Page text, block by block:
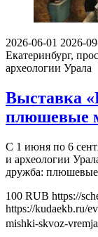
2026-06-01 2026-
Екатеринбург,
археологии Урала
Выставка
плюшевые
С 1 июня по 6
и археологии
дружба:
100 RUB https://
https://kudaekb.ru/
mishki-skvoz-